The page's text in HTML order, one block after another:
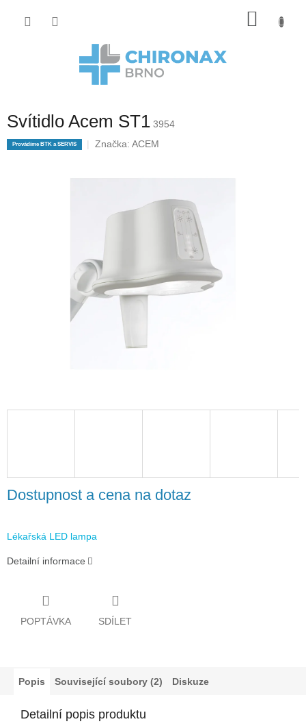
Svítidlo Acem ST1 3954
Provádíme BTK a SERVIS Značka: ACEM
Dostupnost a cena na dotaz
Lékařská LED lampa
Detailní informace
POPTÁVKA SDÍLET
Popis Související soubory (2) Diskuze
Detailní popis produktu